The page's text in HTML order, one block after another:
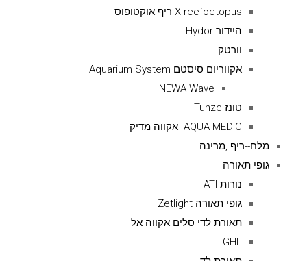
X reefoctopus ריף אוקטופוס
היידור Hydor
וורטק
אקווריום סיסטם Aquarium System
NEWA Wave
טונז Tunze
AQUA MEDIC- אקווה מדיק
מלח--ריף ,מרינה
גופי תאורה
נורות ATI
גופי תאורה Zetlight
תאורת לדי סלים אקווה אל
GHL